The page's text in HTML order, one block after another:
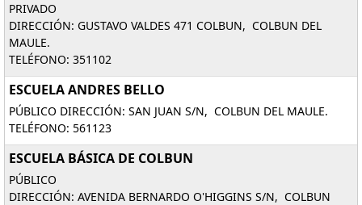
PRIVADO
DIRECCIÓN: GUSTAVO VALDES 471 COLBUN, COLBUN DEL
MAULE.
TELÉFONO: 351102
ESCUELA ANDRES BELLO
PÚBLICO DIRECCIÓN: SAN JUAN S/N, COLBUN DEL MAULE.
TELÉFONO: 561123
ESCUELA BÁSICA DE COLBUN
PÚBLICO
DIRECCIÓN: AVENIDA BERNARDO O'HIGGINS S/N, COLBUN